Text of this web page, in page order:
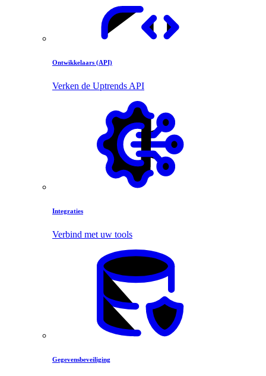
Ontwikkelaars (API)
Verken de Uptrends API
Integraties
Verbind met uw tools
Gegevensbeveiliging